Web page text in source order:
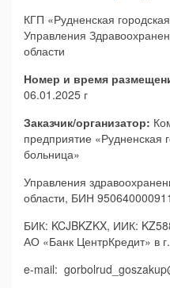
КГП «Рудненская
Управления
области
Номер и время
06.01.2025 г
Заказчик/организатор:
предприятие «Рудненская
больница»
Управления
области, БИН
БИК: KCJBKZKX, ИИК:
АО «Банк ЦентрКредит» в
e-mail: